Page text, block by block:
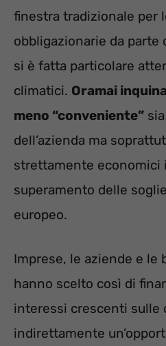
finestra tradizionale per
obbligazionarie da parte
si è fatta particolare
climatici. Oramai
meno “conveniente”
dell’azienda ma
strettamente economici
superamento delle
europeo.
Imprese, le aziende e le
hanno scelto così di
interessi crescenti sulle
indirettamente